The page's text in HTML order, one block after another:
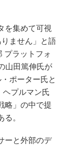
を集めて可視
ません」と語
プラットフォ
山田篤伸氏が
ポーター氏と
ヘプルマン氏
略」の中で提
。
ーと外部のデ